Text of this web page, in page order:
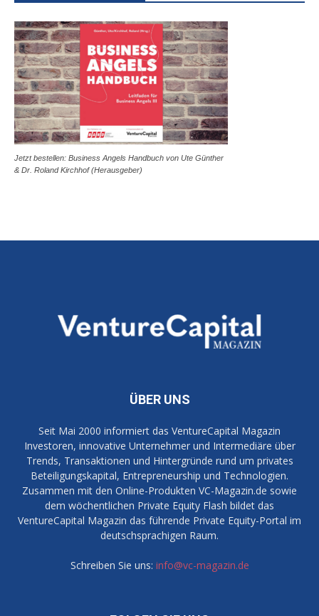
Jetzt bestellen: Business Angels Handbuch von Ute Günther
& Dr. Roland Kirchhof (Herausgeber)
ÜBER UNS
Seit Mai 2000 informiert das VentureCapital Magazin
Investoren, innovative Unternehmer und Intermediäre über
Trends, Transaktionen und Hintergründe rund um privates
Beteiligungskapital, Entrepreneurship und Technologien.
Zusammen mit den Online-Produkten VC-Magazin.de sowie
dem wöchentlichen Private Equity Flash bildet das
VentureCapital Magazin das führende Private Equity-Portal im
deutschsprachigen Raum.
Schreiben Sie uns: info@vc-magazin.de